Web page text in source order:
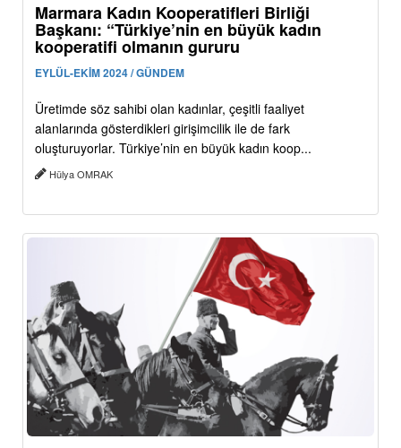
Marmara Kadın Kooperatifleri Birliği
Başkanı: “Türkiye’nin en büyük kadın
kooperatifi olmanın gururu
EYLÜL-EKİM 2024 / GÜNDEM
Üretimde söz sahibi olan kadınlar, çeşitli faaliyet
alanlarında gösterdikleri girişimcilik ile de fark
oluşturuyorlar. Türkiye’nin en büyük kadın koop...
Hülya OMRAK